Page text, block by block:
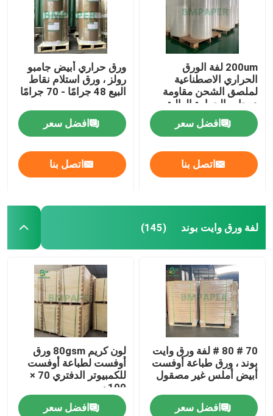
200um لفة الورق
الحراري الاصطناعية
لملصق الشحن مقاومة
درجات الحرارة العالية
افضل سعر
اتصل بنا
ورق حراري أبيض جامبو
رولز ، ورق استلام نقاط
البيع 48 جرامًا - 70 جرامًا
افضل سعر
اتصل بنا
لفة ورق وايت بوند (145)
70 # 80 # لفة ورق وايت
بوند ، ورق طباعة أوفست
أبيض أملس غير مصقول
افضل سعر
لون كريم 80gsm ورق
أوفست لطباعة أوفست
للكمبيوتر الدفتري 70 ×
100 سم
افضل سعر